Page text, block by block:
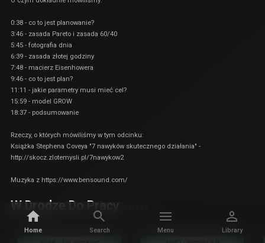
Home Search Menu Library
0:38 - co to jest planowanie?
3:46 - zasada Pareto i zasada 60/40
5:45 - fotografia dnia
6:39 - zasada złotej godziny
7:48 - macierz Eisenhowera
9:46 - co to jest plan?
11:11 - jakie parametry musi mieć cel?
15:59 - model GROW
18:37 - podsumowanie
Rzeczy, o których mówiliśmy w tym odcinku:
Książka Stephena Coveya "7 nawyków skutecznego działania" -
http://skocz.zlotemysli.pl/7nawykow2
Muzyka z https://www.bensound.com/
W Drodze Do Pracy
Related by show